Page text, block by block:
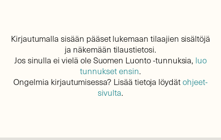
Kirjautumalla sisään pääset lukemaan tilaajien sisältöjä
ja näkemään tilaustietosi.
Jos sinulla ei vielä ole Suomen Luonto -tunnuksia, luo
tunnukset ensin.
Ongelmia kirjautumisessa? Lisää tietoja löydätohjeet-
sivulta.